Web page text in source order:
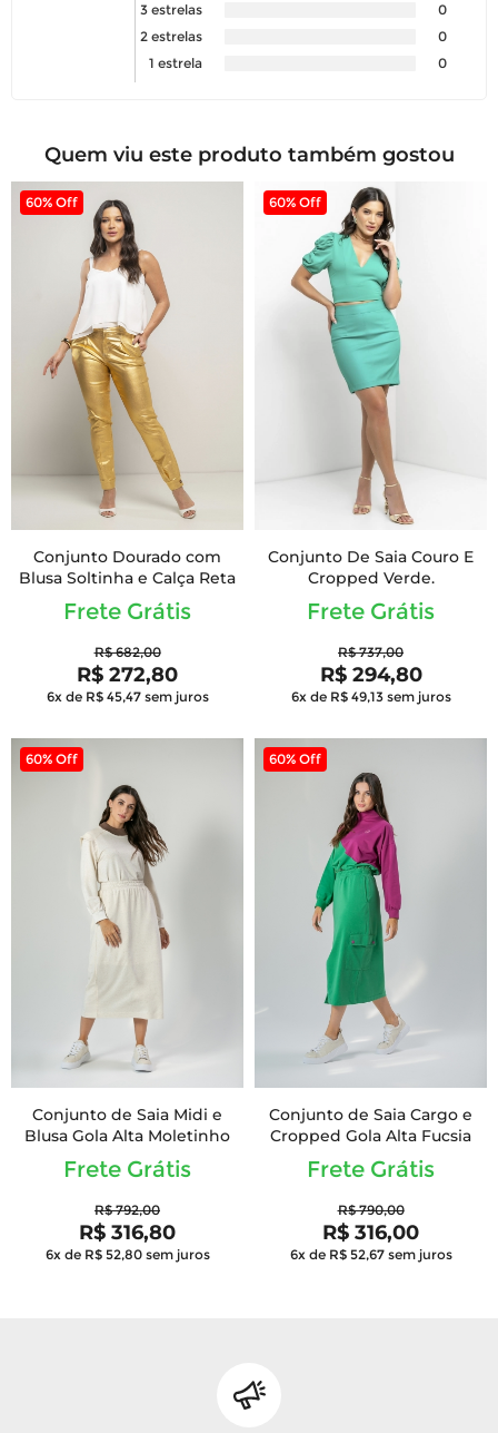
3 estrelas
0
2 estrelas
0
1 estrela
0
Quem viu este produto também gostou
60% Off
Conjunto Dourado com
Blusa Soltinha e Calça Reta
Frete Grátis
R$ 682,00
R$ 272,80
6x de R$ 45,47 sem juros
60% Off
Conjunto De Saia Couro E
Cropped Verde.
Frete Grátis
R$ 737,00
R$ 294,80
6x de R$ 49,13 sem juros
60% Off
Conjunto de Saia Midi e
Blusa Gola Alta Moletinho
Frete Grátis
R$ 792,00
R$ 316,80
6x de R$ 52,80 sem juros
60% Off
Conjunto de Saia Cargo e
Cropped Gola Alta Fucsia
Frete Grátis
R$ 790,00
R$ 316,00
6x de R$ 52,67 sem juros